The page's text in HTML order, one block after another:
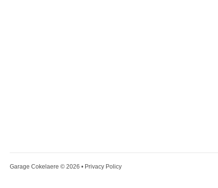
Garage Cokelaere © 2026 • Privacy Policy